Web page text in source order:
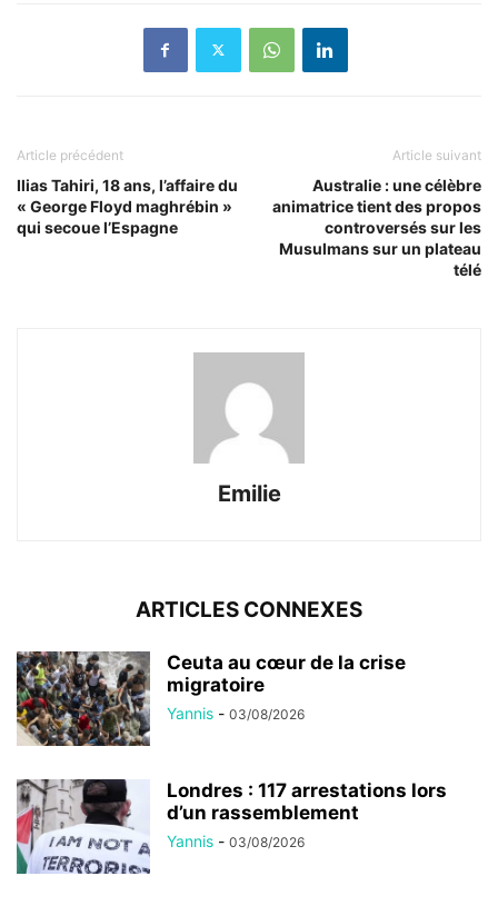
Article précédent
Ilias Tahiri, 18 ans, l’affaire du
« George Floyd maghrébin »
qui secoue l’Espagne
Article suivant
Australie : une célèbre
animatrice tient des propos
controversés sur les
Musulmans sur un plateau
télé
Emilie
ARTICLES CONNEXES
Ceuta au cœur de la crise
migratoire
Yannis - 03/08/2026
Londres : 117 arrestations lors
d’un rassemblement
Yannis - 03/08/2026